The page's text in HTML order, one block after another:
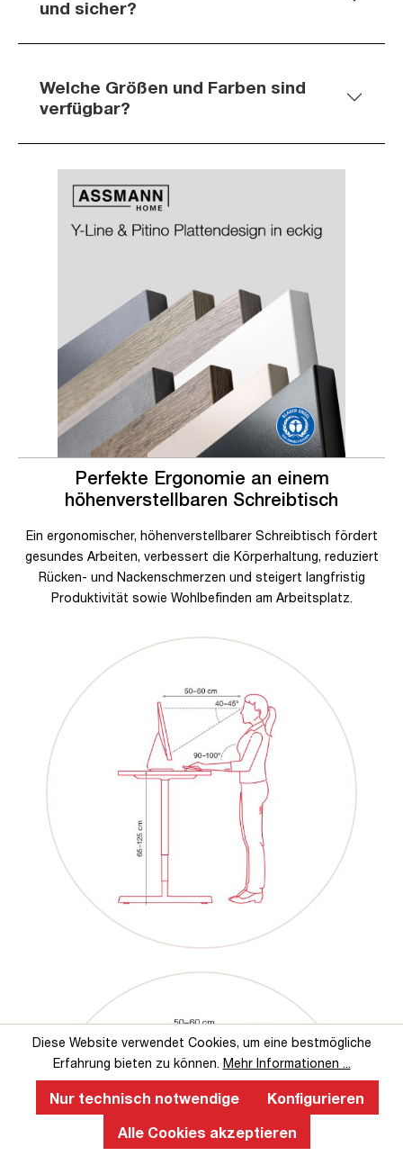
und sicher?
Welche Größen und Farben sind
verfügbar?
Perfekte Ergonomie an einem
höhenverstellbaren Schreibtisch
Ein ergonomischer, höhenverstellbarer Schreibtisch fördert
gesundes Arbeiten, verbessert die Körperhaltung, reduziert
Rücken- und Nackenschmerzen und steigert langfristig
Produktivität sowie Wohlbefinden am Arbeitsplatz.
Diese Website verwendet Cookies, um eine bestmögliche
Erfahrung bieten zu können. Mehr Informationen ...
Nur technisch notwendige
Konfigurieren
Alle Cookies akzeptieren